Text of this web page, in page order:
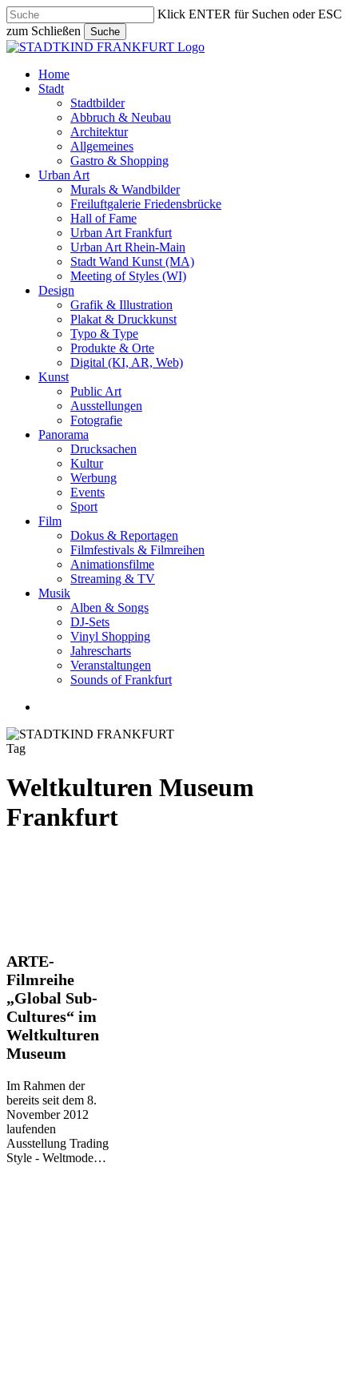
Skip
to
main
content
Klick ENTER für Suchen oder ESC
zum Schließen
Suche
Close
search
Menu
Home
Stadt
Stadtbilder
Abbruch & Neubau
Architektur
Allgemeines
Gastro & Shopping
Urban Art
Murals & Wandbilder
Freiluftgalerie Friedensbrücke
Hall of Fame
Urban Art Frankfurt
Urban Art Rhein-Main
Stadt Wand Kunst (MA)
Meeting of Styles (WI)
Design
Grafik & Illustration
Plakat & Druckkunst
Typo & Type
Produkte & Orte
Digital (KI, AR, Web)
Kunst
Public Art
Ausstellungen
Fotografie
Panorama
Drucksachen
Kultur
Werbung
Events
Sport
Film
Dokus & Reportagen
Filmfestivals & Filmreihen
Animationsfilme
Streaming & TV
Musik
Alben & Songs
DJ-Sets
Vinyl Shopping
Jahrescharts
Veranstaltungen
Sounds of Frankfurt
Tag
Weltkulturen Museum
Frankfurt
ARTE-
Filmreihe
„Global
Sub-
Cultures“
im
Weltkulturen
Museum
ARTE-
Filmreihe
„Global Sub-
Cultures“ im
Weltkulturen
Museum
Im Rahmen der
bereits seit dem 8.
November 2012
laufenden
Ausstellung Trading
Style - Weltmode…